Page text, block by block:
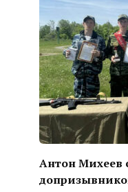
Антон Михеев